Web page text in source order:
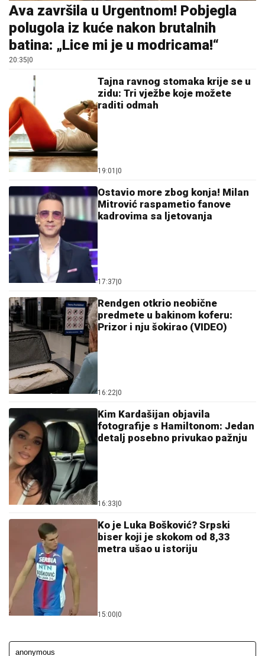
Ava završila u Urgentnom! Pobjegla
polugola iz kuće nakon brutalnih
batina: „Lice mi je u modricama!“
20:35 0
Tajna ravnog stomaka krije se u
zidu: Tri vježbe koje možete
raditi odmah
19:01 0
Ostavio more zbog konja! Milan
Mitrović raspametio fanove
kadrovima sa ljetovanja
17:37 0
Rendgen otkrio neobične
predmete u bakinom koferu:
Prizor i nju šokirao (VIDEO)
16:22 0
Kim Kardašijan objavila
fotografije s Hamiltonom: Jedan
detalj posebno privukao pažnju
16:33 0
Ko je Luka Bošković? Srpski
biser koji je skokom od 8,33
metra ušao u istoriju
15:00 0